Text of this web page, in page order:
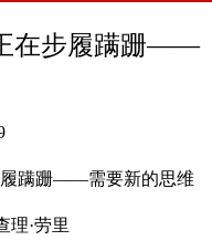
在步履蹒跚——
履蹒跚——需要新的思维
理·劳里